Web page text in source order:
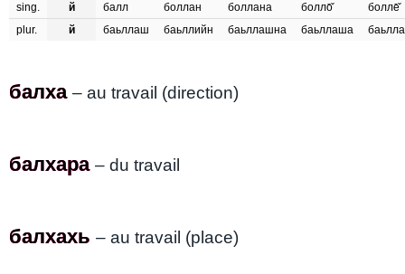
sing.
й балл боллан боллана болло̄̌
болле̄̌
plur.
й баьллаш баьллийн баьллашна баьллаша
балха
балха – au travail (direction)
балхара
балхара – du travail
балхахь
балхахь – au travail (place)